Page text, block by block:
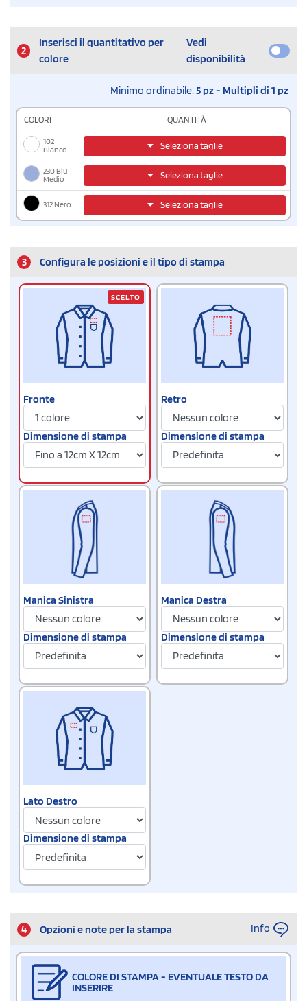
2
Inserisci il quantitativo per
colore
Vedi
disponibilità
Minimo ordinabile:5 pz - Multipli di 1 pz
COLORI QUANTITÀ
102
Bianco
Seleziona taglie
230 Blu
Medio
Seleziona taglie
312 Nero Seleziona taglie
3 Configura le posizioni e il tipo di stampa
Fronte
Dimensione di stampa
SCELTO
Retro
Dimensione di stampa
Manica Sinistra
Dimensione di stampa
Manica Destra
Dimensione di stampa
Lato Destro
Dimensione di stampa
4 Opzioni e note per la stampa Info
COLORE DI STAMPA - EVENTUALE TESTO DA
INSERIRE